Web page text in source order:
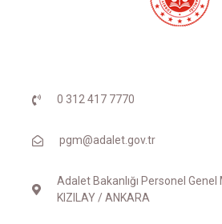
0 312 417 7770
pgm@adalet.gov.tr
Adalet Bakanlığı Personel
KIZILAY / ANKARA